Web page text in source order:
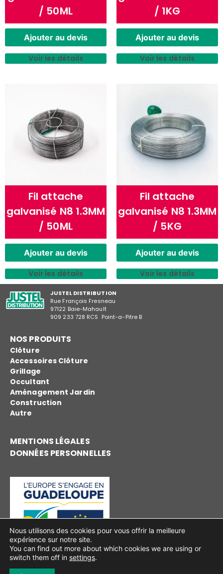
/ 50ML
Ajouter au devis
Voir les détails
/ 1KG
Ajouter au devis
Voir les détails
Fil attache
galvanisé N8 1.3MM
/ 50ML
Ajouter au devis
Voir les détails
Fil attache
galvanisé N8 1.3MM
/ 5KG
Ajouter au devis
Voir les détails
JUSTEL DISTRIBUTION
Rue François Fresneau
97122 Baie-Mahault
909 233 728 RCS Point-a-Pitre B
NOS PRODUITS
Clôture
Accessoires Clôture
Grillage
Occultant
Aménagement Jardin
Construction
Autre
MENTIONS LÉGALES
DONNÉES PERSONNELLES
2023 – 2026© Justel Distribution réalisé par
Nous utilisons des cookies pour vous offrir la meilleure
expérience sur notre site.
You can find out more about which cookies we are using or
switch them off in settings.